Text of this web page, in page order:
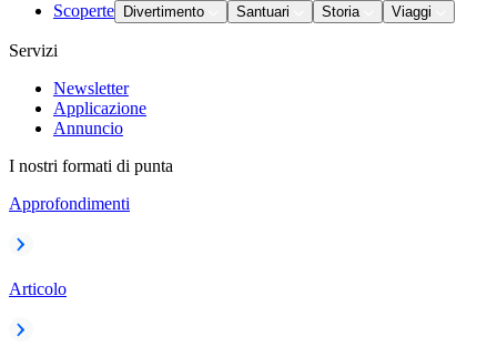
Scoperte Divertimento Santuari Storia Viaggi
Servizi
Newsletter
Applicazione
Annuncio
I nostri formati di punta
Approfondimenti
Articolo